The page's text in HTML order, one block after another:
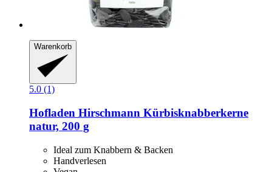
Warenkorb
5.0 (1)
Hofladen Hirschmann Kürbisknabberkerne
natur, 200 g
Ideal zum Knabbern & Backen
Handverlesen